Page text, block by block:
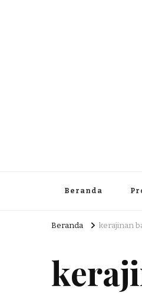
Beranda
Beranda kerajinan